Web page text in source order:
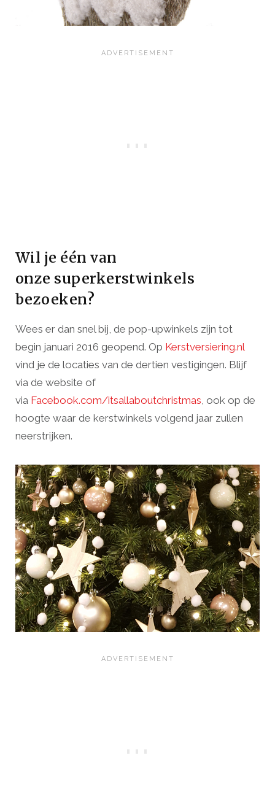
Wil je één van
onze superkerstwinkels
bezoeken?
Wees er dan snel bij, de pop-upwinkels zijn tot
begin januari 2016 geopend. Op Kerstversiering.nl
vind je de locaties van de dertien vestigingen. Blijf
via de website of
via Facebook.com/itsallaboutchristmas, ook op de
hoogte waar de kerstwinkels volgend jaar zullen
neerstrijken.